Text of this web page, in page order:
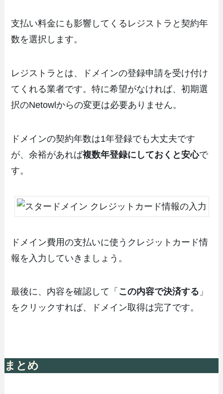
支払い料金にも影響してくるレジストラと契約年
数を選択します。
レジストラとは、ドメインの登録申請を受け付け
てくれる業者です。特に希望がなければ、初期選
択のNetowlからの変更は必要ありません。
ドメインの契約年数は1年登録でも大丈夫です
が、余裕があれば複数年登録にしておくと安心で
す。
ドメイン費用の支払いに使うクレジットカード情
報を入力していきましょう。
最後に、内容を確認して「 この内容で決済する 」
をクリックすれば、ドメイン取得は完了です。
まとめ